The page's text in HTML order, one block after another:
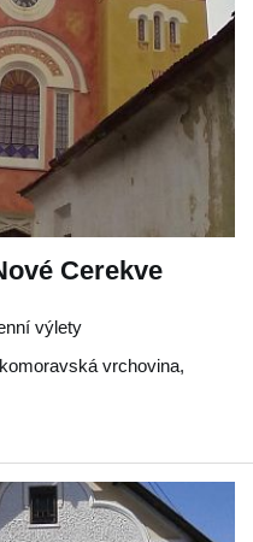
Cerekve
výlety
vrchovina,